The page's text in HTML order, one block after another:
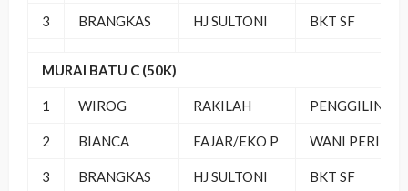
3 BRANGKAS HJ SULTONI BKT SF
MURAI BATU C (50K)
1 WIROG RAKILAH
2 BIANCA FAJAR/EKO P WANI PERIH SF
3 BRANGKAS HJ SULTONI BKT SF